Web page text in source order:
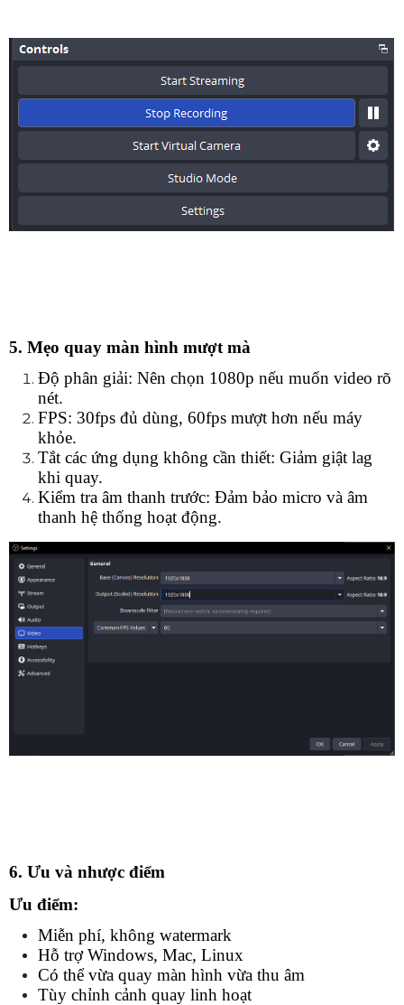
5. Mẹo quay màn hình mượt mà
Độ phân giải: Nên chọn 1080p nếu muốn video rõ
nét.
FPS: 30fps đủ dùng, 60fps mượt hơn nếu máy
khỏe.
Tắt các ứng dụng không cần thiết: Giảm giật lag
khi quay.
Kiểm tra âm thanh trước: Đảm bảo micro và âm
thanh hệ thống hoạt động.
6. Ưu và nhược điểm
Ưu điểm:
Miễn phí, không watermark
Hỗ trợ Windows, Mac, Linux
Có thể vừa quay màn hình vừa thu âm
Tùy chỉnh cảnh quay linh hoạt